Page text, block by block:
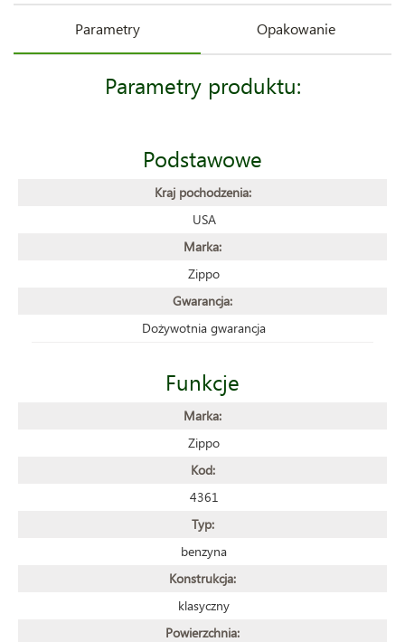
Parametry Opakowanie
Parametry produktu:
Podstawowe
Kraj pochodzenia:
USA
Marka:
Zippo
Gwarancja:
Dożywotnia gwarancja
Funkcje
Marka:
Zippo
Kod:
4361
Typ:
benzyna
Konstrukcja:
klasyczny
Powierzchnia: